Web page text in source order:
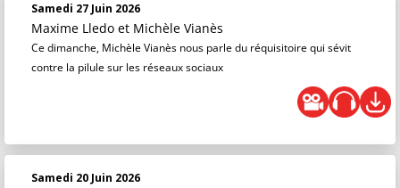
Samedi 27 Juin 2026
Maxime Lledo et Michèle Vianès
Ce dimanche, Michèle Vianès nous parle du réquisitoire qui sévit
contre la pilule sur les réseaux sociaux
Samedi 20 Juin 2026